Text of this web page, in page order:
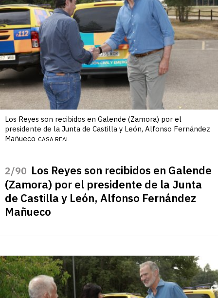
Los Reyes son recibidos en Galende (Zamora) por el
presidente de la Junta de Castilla y León, Alfonso Fernández
Mañueco CASA REAL
/90 Los Reyes son recibidos en Galende
(Zamora) por el presidente de la Junta
de Castilla y León, Alfonso Fernández
Mañueco